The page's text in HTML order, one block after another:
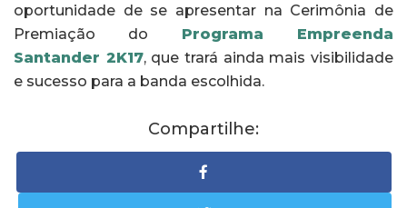
oportunidade de se apresentar na Cerimônia de
Premiação do Programa Empreenda
Santander 2K17, que trará ainda mais visibilidade
e sucesso para a banda escolhida.
Compartilhe: